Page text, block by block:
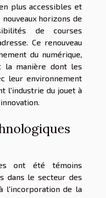
plus accessibles et
horizons de
de courses
Ce renouveau
du numérique,
la manière dont les
leur environnement
l'industrie du jouet à
ont été témoins
dans le secteur des
l'incorporation de la